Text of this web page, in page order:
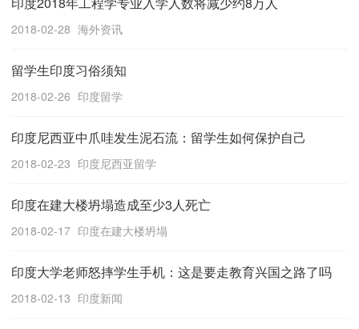
2018-02-28 海外资讯
留学生印度习俗须知
2018-02-26 印度留学
印度尼西亚中爪哇发生泥石流：留学生如何保护自己
2018-02-23 印度尼西亚留学
印度在建大楼坍塌造成至少3人死亡
2018-02-17 印度在建大楼坍塌
印度大学老师怒摔学生手机：这是要走教育兴国之路了吗
2018-02-13 印度新闻